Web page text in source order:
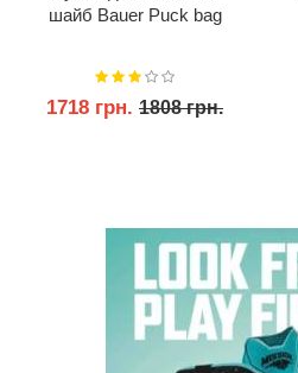
шайб Bauer Puck bag
1718 грн. 1808 грн.